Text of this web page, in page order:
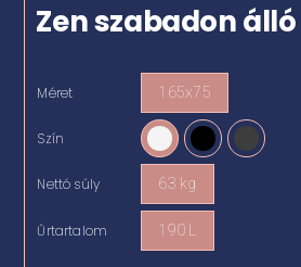
Zen szabadon
Méret 165x75
Szín
Nettó súly 63 kg
Űrtartalom 190 L